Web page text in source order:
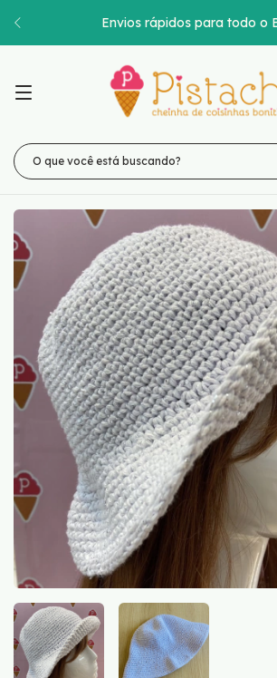
Envios rápidos para todo o